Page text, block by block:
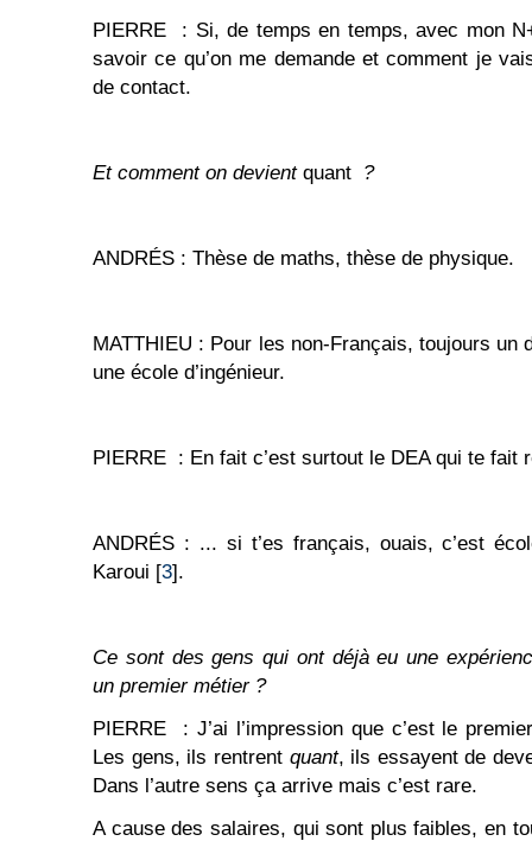
PIERRE : Si, de temps en temps, avec mon
savoir ce qu’on me demande et comment je
de contact.
Et comment on devient quant ?
ANDRÉS : Thèse de maths, thèse de physique.
MATTHIEU : Pour les non-Français, toujours un
une école d’ingénieur.
PIERRE : En fait c’est surtout le DEA qui te fait
ANDRÉS : ... si t’es français, ouais, c’est
Karoui [3].
Ce sontdes gens qui ont déjà eu une
un premier métier ?
PIERRE : J’ai l’impression que c’est le
Les gens, ils rentrent quant, ils essayent de
Dans l’autre sens ça arrive mais c’est rare.
A cause des salaires, qui sont plus faibles, en